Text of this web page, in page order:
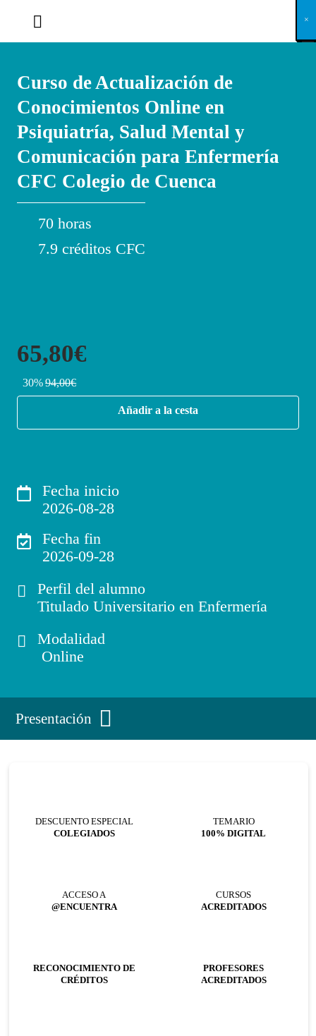
Curso de Actualización de
Conocimientos Online en
Psiquiatría, Salud Mental y
Comunicación para Enfermería
CFC Colegio de Cuenca
70 horas
7.9 créditos CFC
65,80€
30%94,00€
Añadir a la cesta
Fecha inicio
2026-08-28
Fecha fin
2026-09-28
Perfil del alumno
Titulado Universitario en Enfermería
Modalidad
Online
Presentación
DESCUENTO ESPECIAL
COLEGIADOS
TEMARIO
100% DIGITAL
ACCESO A
@ENCUENTRA
CURSOS
ACREDITADOS
RECONOCIMIENTO DE
CRÉDITOS
PROFESORES
ACREDITADOS
X
×
×
×
×
×
×
×
×
×
×
×
×
×
×
×
×
×
×
×
×
×
×
×
×
×
×
×
×
×
×
×
×
×
×
×
×
×
×
×
×
×
×
×
×
×
×
×
×
×
×
×
×
×
×
×
×
×
×
×
×
×
×
×
×
×
×
×
×
×
×
×
×
×
×
×
×
×
×
×
×
×
×
×
×
×
×
×
×
×
×
×
×
×
×
×
×
×
×
×
×
×
×
×
×
×
×
×
×
×
×
×
×
×
×
×
×
×
×
×
×
×
×
×
×
×
×
×
×
×
×
×
×
×
×
×
×
×
×
×
×
×
×
×
×
×
×
×
×
×
×
×
×
×
×
×
×
×
×
×
×
×
×
×
×
×
×
×
×
×
×
×
×
×
×
×
×
×
×
×
×
×
×
×
×
×
×
×
×
×
×
×
×
×
×
×
×
×
×
×
×
×
×
×
×
×
×
×
×
×
×
×
×
×
×
×
×